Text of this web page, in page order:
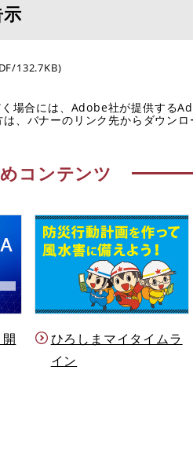
132.7KB)
場合には、Adobe社が提供する
、バナーのリンク先からダウンロ
コンテンツ
ひろしまマイタイムラ
イン